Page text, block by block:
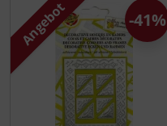
Angebot -41%